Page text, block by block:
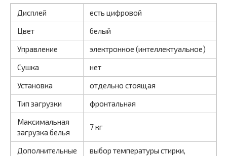
Дисплей
есть цифровой
Цвет
белый
Управление
электронное (интеллектуальное)
Сушка
нет
Установка
отдельно стоящая
Тип загрузки
фронтальная
Максимальная
загрузка белья
7 кг
Дополнительные
выбор температуры стирки,